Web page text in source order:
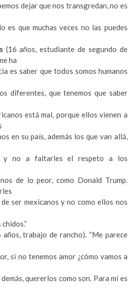
dejar que nos transgredan, no es
es que muchas veces no las puedes
(16 años, estudiante de segundo de
ha
es saber que todos somos humanos
diferentes, que tenemos que saber
está mal, porque ellos vienen a
en su país, además los que van allá,
y no a faltarles el respeto a los
de lo peor, como Donald Trump.
ser mexicanos y no como ellos nos
años, trabajo de rancho). “Me parece
si no tenemos amor ¿cómo vamos a
quererlos como son. Para mí es